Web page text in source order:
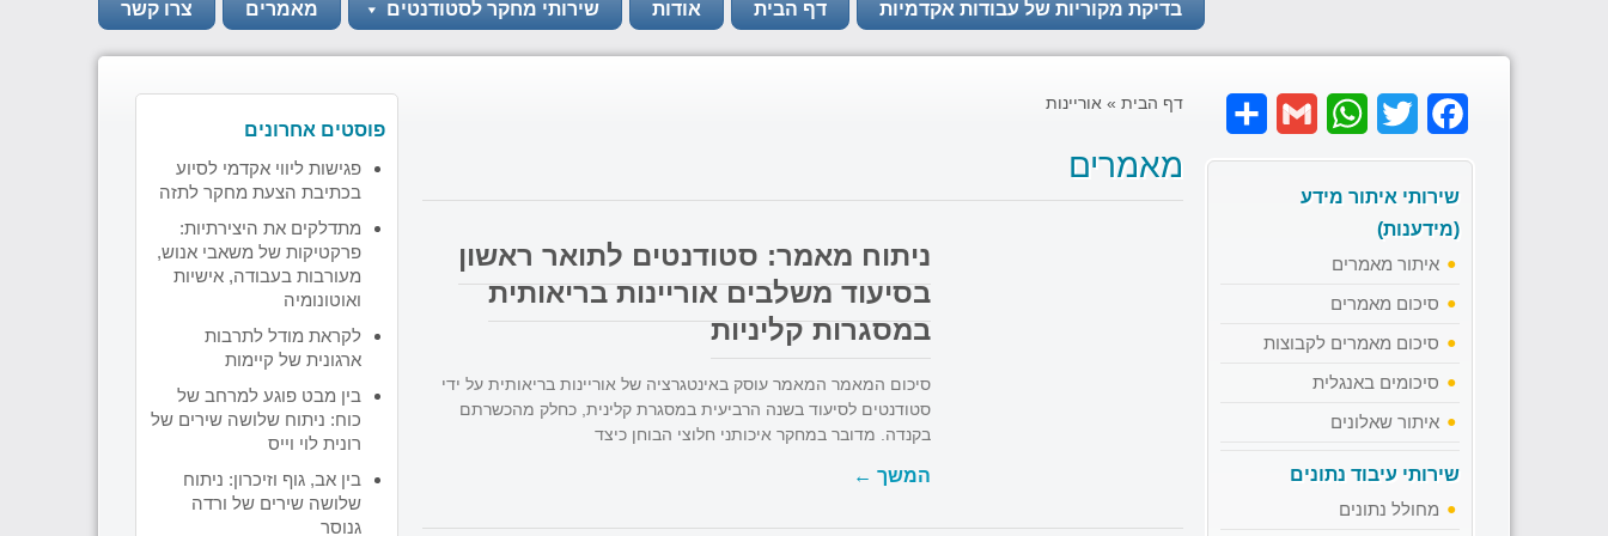
בדיקת מקוריות של עבודות אקדמיות דף הבית אודות שירותי מחקר לסטודנטים מאמרים צרו קשר
Facebook
Twitter
WhatsApp
Gmail
Share
שירותי איתור מידע
(מידענות)
איתור מאמרים
סיכום מאמרים
סיכום מאמרים לקבוצות
סיכומים באנגלית
איתור שאלונים
שירותי עיבוד נתונים
מחולל נתונים
דף הבית » אוריינות
מאמרים
ניתוח מאמר: סטודנטים לתואר ראשון
בסיעוד משלבים אוריינות בריאותית
במסגרות קליניות
סיכום המאמר המאמר עוסק באינטגרציה של אוריינות בריאותית על ידי
סטודנטים לסיעוד בשנה הרביעית במסגרת קלינית, כחלק מהכשרתם
בקנדה. מדובר במחקר איכותני חלוצי הבוחן כיצד
המשך ←
פוסטים אחרונים
פגישות ליווי אקדמי לסיוע
בכתיבת הצעת מחקר לתזה
מתדלקים את היצירתיות:
פרקטיקות של משאבי אנוש,
מעורבות בעבודה, אישיות
ואוטונומיה
לקראת מודל לתרבות
ארגונית של קיימות
בין מבט פוגע למרחב של
כוח: ניתוח שלושה שירים של
רונית לוי וייס
בין אב, גוף וזיכרון: ניתוח
שלושה שירים של ורדה
גנוסר